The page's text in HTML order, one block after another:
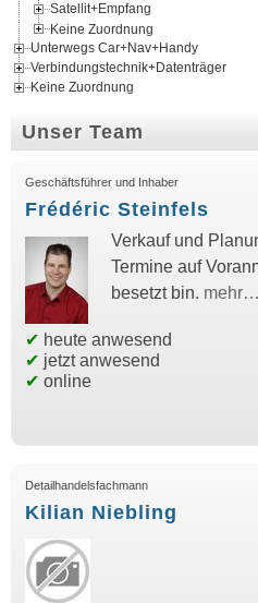
Satellit+Empfang
Keine Zuordnung
Unterwegs Car+Nav+Handy
Verbindungstechnik+Datenträger
Keine Zuordnung
Unser Team
Geschäftsführer und Inhaber
Frédéric Steinfels
Verkauf und
Termine auf
besetzt bin. mehr…
✔ heute anwesend
✔ jetzt anwesend
✔ online
Detailhandelsfachmann
Kilian Niebling